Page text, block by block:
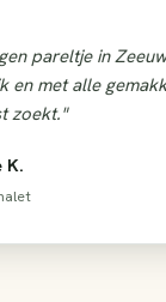
pareltje in
en met alle
zoekt."
K.